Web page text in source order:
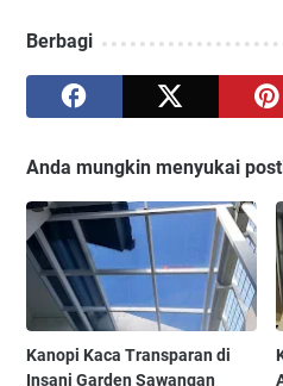
Berbagi
Anda mungkin menyukai
Kanopi Kaca Transparan di
Insani Garden Sawangan